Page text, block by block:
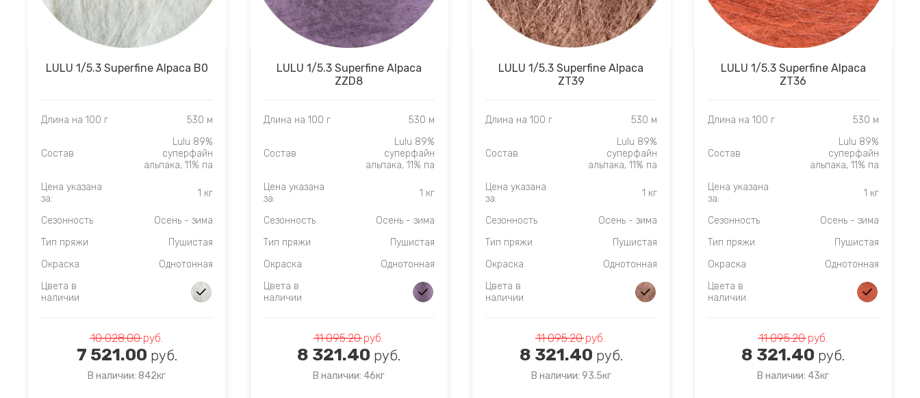
LULU 1/5.3 Superfine Alpaca B0
Длина на 100 г 530 м
Состав
Lulu 89%
суперфайн
альпака, 11% па
Цена указана
за:
1 кг
Сезонность
Осень - зима
Тип пряжи
Пушистая
Окраска
Однотонная
Цвета в
наличии
10 028.00руб.
7 521.00 руб.
В наличии: 842кг
LULU 1/5.3 Superfine Alpaca
ZZD8
Длина на 100 г 530 м
Состав
Lulu 89%
суперфайн
альпака, 11% па
Цена указана
за:
1 кг
Сезонность
Осень - зима
Тип пряжи
Пушистая
Окраска
Однотонная
Цвета в
наличии
11 095.20руб.
8 321.40 руб.
В наличии: 46кг
LULU 1/5.3 Superfine Alpaca
ZT39
Длина на 100 г 530 м
Состав
Lulu 89%
суперфайн
альпака, 11% па
Цена указана
за:
1 кг
Сезонность
Осень - зима
Тип пряжи
Пушистая
Окраска
Однотонная
Цвета в
наличии
11 095.20руб.
8 321.40 руб.
В наличии: 93.5кг
LULU 1/5.3 Superfine Alpaca
ZT36
Длина на 100 г 530 м
Состав
Lulu 89%
суперфайн
альпака, 11% па
Цена указана
за:
1 кг
Сезонность
Осень - зима
Тип пряжи
Пушистая
Окраска
Однотонная
Цвета в
наличии
11 095.20руб.
8 321.40 руб.
В наличии: 43кг